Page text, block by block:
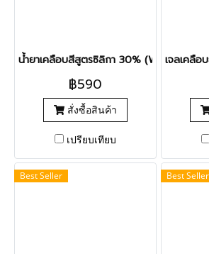
น้ำยาเคลือบสีสูตรซิลิกา 30% (WIBWUB
฿590
สั่งซื้อสินค้า
เปรียบเทียบ
เจลเคลื
Best Seller Best Seller